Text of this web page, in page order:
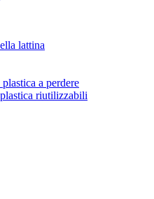
lattina
a perdere
riutilizzabili